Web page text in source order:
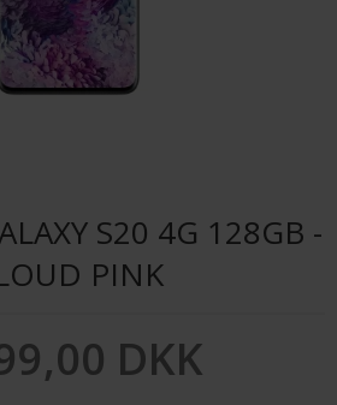
S20 4G 128GB -
PINK
DKK